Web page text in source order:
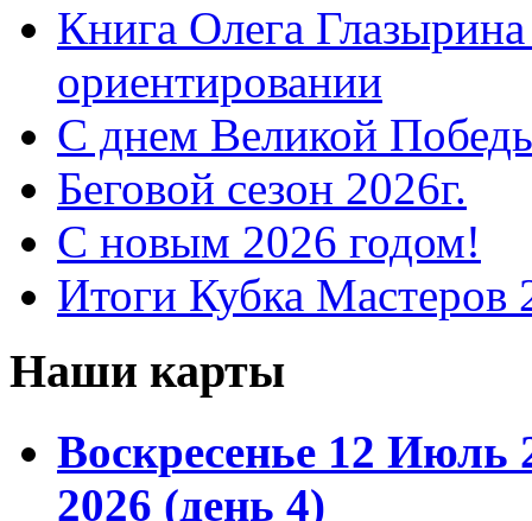
Книга Олега
ориентировании
С днем Великой
Беговой сезон 2026г.
С новым 2026 годом!
Итоги Кубка Мастеров
Наши карты
Воскресенье 12 Июль
2026 (день 4)